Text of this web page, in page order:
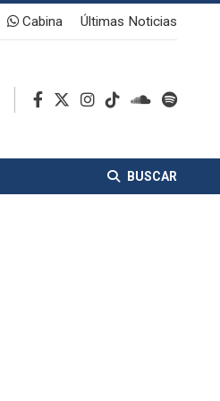
Cabina Últimas Noticias
BUSCAR